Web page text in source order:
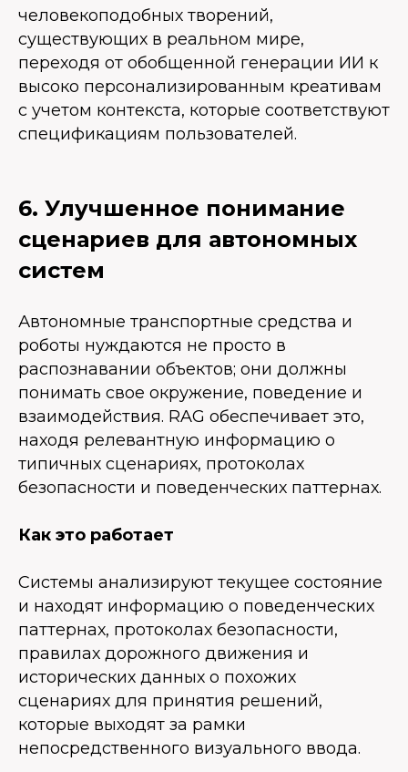
человекоподобных творений,
существующих в реальном мире,
переходя от обобщенной генерации ИИ к
высоко персонализированным креативам
с учетом контекста, которые соответствуют
спецификациям пользователей.
6. Улучшенное понимание
сценариев для автономных
систем
Автономные транспортные средства и
роботы нуждаются не просто в
распознавании объектов; они должны
понимать свое окружение, поведение и
взаимодействия. RAG обеспечивает это,
находя релевантную информацию о
типичных сценариях, протоколах
безопасности и поведенческих паттернах.
Как это работает
Системы анализируют текущее состояние
и находят информацию о поведенческих
паттернах, протоколах безопасности,
правилах дорожного движения и
исторических данных о похожих
сценариях для принятия решений,
которые выходят за рамки
непосредственного визуального ввода.